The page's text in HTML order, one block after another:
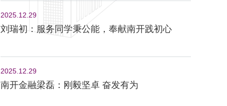
2025.12.29
刘瑞初：服务同学秉公能，奉献南开践初心
2025.12.29
南开金融梁磊：刚毅坚卓 奋发有为